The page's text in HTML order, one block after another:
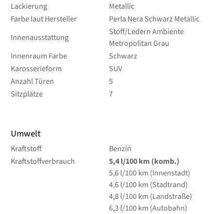
Lackierung
Metallic
Farbe laut Hersteller
Perla Nera Schwarz Metallic
Innenausstattung
Stoff/Ledern Ambiente
Metropolitan Grau
Innenraum Farbe
Schwarz
Karosserieform
SUV
Anzahl Türen
5
Sitzplätze
7
Umwelt
Kraftstoff
Benzin
Kraftstoffverbrauch
5,4l/100 km (komb.)
5,6l/100 km (Innenstadt)
4,6l/100 km (Stadtrand)
4,8l/100 km (Landstraße)
6,3 l/100 km (Autobahn)